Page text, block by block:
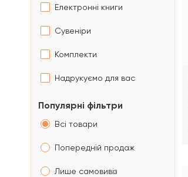
Електронні книги
Сувеніри
Комплекти
Надрукуємо для вас
Популярні фільтри
Всі товари
Попередній продаж
Лише самовивіз